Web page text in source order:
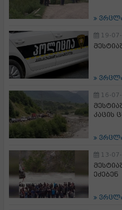
19-
16-
კაცის
13-
ეძებენ